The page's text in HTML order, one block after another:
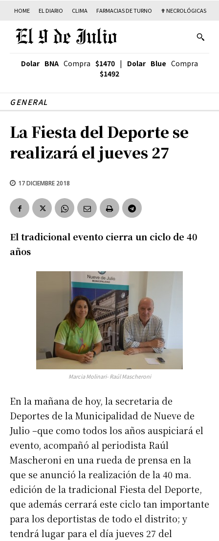
HOME EL DIARIO CLIMA FARMACIAS DE TURNO ✟ NECROLÓGICAS
Dolar BNA Compra $1470 | Dolar Blue Compra
$1492
GENERAL
La Fiesta del Deporte se
realizará el jueves 27
17 DICIEMBRE 2018
El tradicional evento cierra un ciclo de 40
años
Marcia Molinari- Raúl Mascheroni
En la mañana de hoy, la secretaria de
Deportes de la Municipalidad de Nueve de
Julio –que como todos los años auspiciará el
evento, acompañó al periodista Raúl
Mascheroni en una rueda de prensa en la
que se anunció la realización de la 40 ma.
edición de la tradicional Fiesta del Deporte,
que además cerrará este ciclo tan importante
para los deportistas de todo el distrito; y
tendrá lugar para el día jueves 27 del